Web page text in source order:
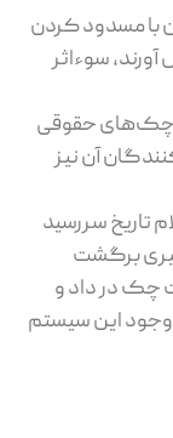
با مسدود کردن
سوءاثر
چک‌های حقوقی
آن نیز
تاریخ سررسید
برگشت
چک در داد و
وجود این سیستم